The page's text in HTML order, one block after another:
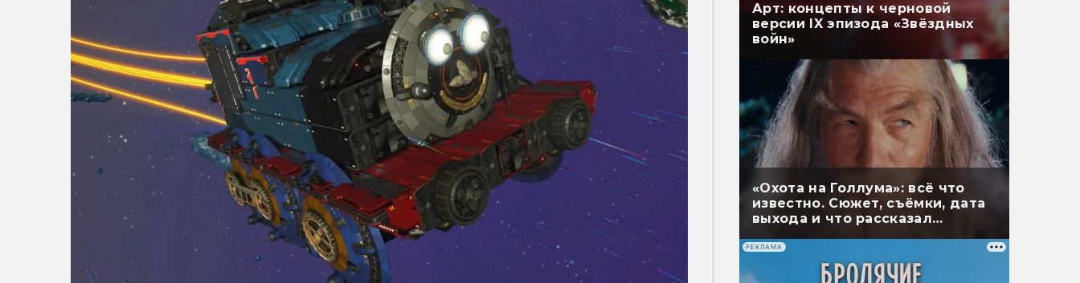
Арт: концепты к черновой
версии IX эпизода «Звёздных
войн»
«Охота на Голлума»: всё что
известно. Сюжет, съёмки, дата
выхода и что рассказал
РЕКЛАМА